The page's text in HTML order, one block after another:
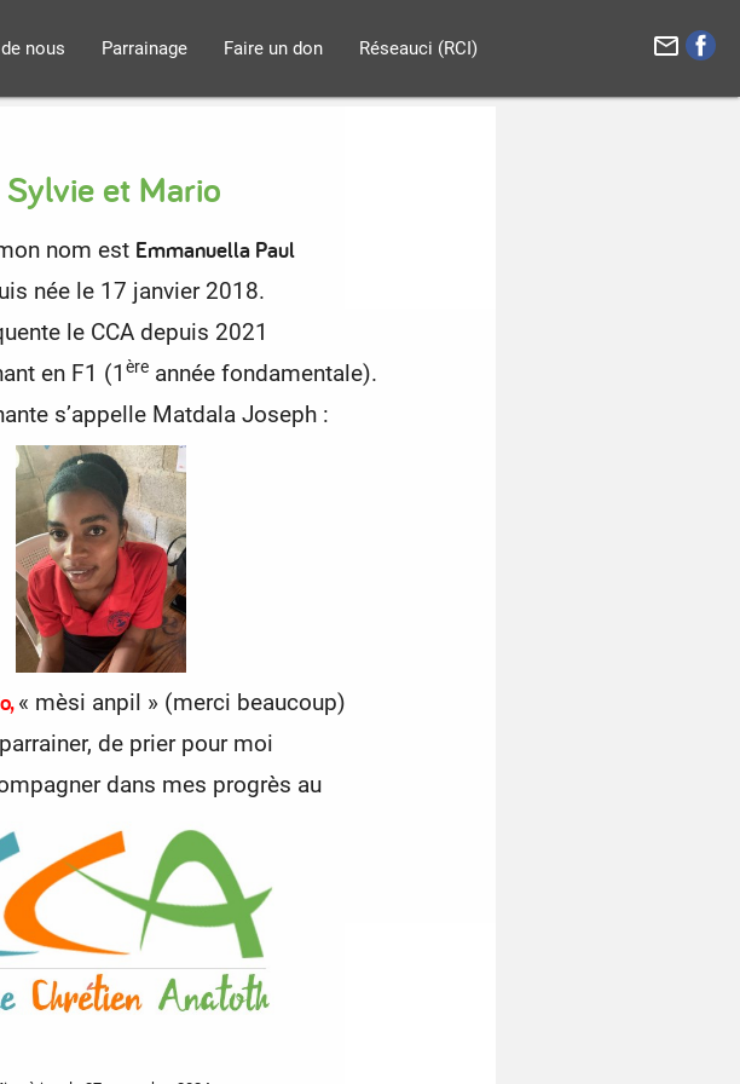
nous Parrainage Faire un don Réseauci (RCI) mail_outline
et Mario
nom est Emmanuella Paul
née le 17 janvier 2018.
le CCA depuis 2021
en F1 (1ère année fondamentale).
s’appelle Matdala Joseph :
« mèsi anpil » (merci beaucoup)
de prier pour moi
dans mes progrès au